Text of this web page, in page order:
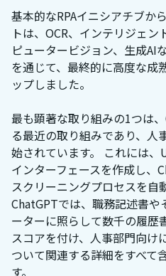
基本的なRPAイニシアチブか
トは、OCR、インテリジェ
ピュータービジョン、生成AI
を通じて、最終的に高度な成
ップしました。
最も顕著な取り組みの1つは
る最近の取り組みであり、人
始されています。 これには
インターフェースを作成し、
スクリーニングプロセスを自
ChatGPTでは、職務記述書や
ーターに照らして数千の履歴
スコアを付け、人事部門向け
ついて関連する詳細をすべて
す。